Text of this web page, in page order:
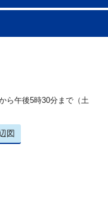
ら午後5時30分まで（土
図